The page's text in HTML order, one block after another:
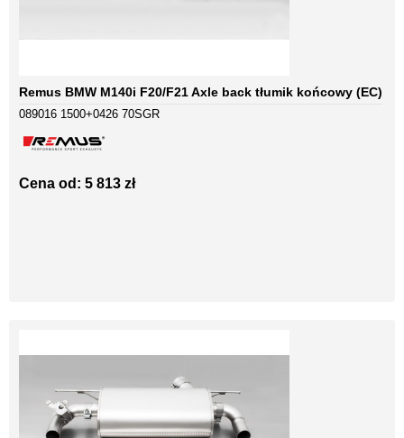
Remus BMW M140i F20/F21 Axle back tłumik końcowy (EC)
089016 1500+0426 70SGR
Cena od: 5 813 zł